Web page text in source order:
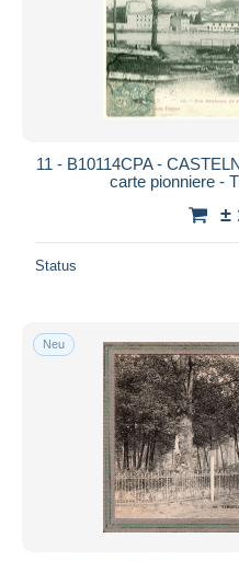
11 - B10114CPA -
carte pionniere -
±
Status
Neu